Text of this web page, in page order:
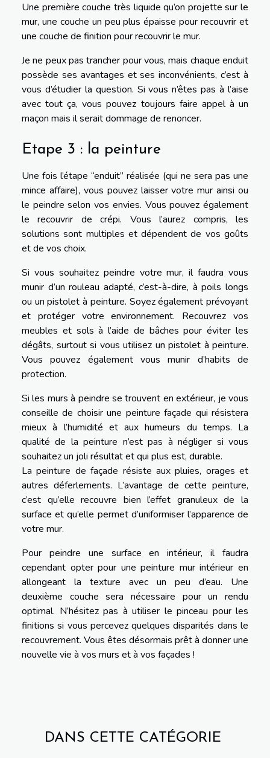
Une première couche très liquide qu’on projette sur le
mur, une couche un peu plus épaisse pour recouvrir et
une couche de finition pour recouvrir le mur.
Je ne peux pas trancher pour vous, mais chaque enduit
possède ses avantages et ses inconvénients, c’est à
vous d’étudier la question. Si vous n’êtes pas à l’aise
avec tout ça, vous pouvez toujours faire appel à un
maçon mais il serait dommage de renoncer.
Etape 3 : la peinture
Une fois l’étape “enduit” réalisée (qui ne sera pas une
mince affaire), vous pouvez laisser votre mur ainsi ou
le peindre selon vos envies. Vous pouvez également
le recouvrir de crépi. Vous l’aurez compris, les
solutions sont multiples et dépendent de vos goûts
et de vos choix.
Si vous souhaitez peindre votre mur, il faudra vous
munir d’un rouleau adapté, c’est-à-dire, à poils longs
ou un pistolet à peinture. Soyez également prévoyant
et protéger votre environnement. Recouvrez vos
meubles et sols à l’aide de bâches pour éviter les
dégâts, surtout si vous utilisez un pistolet à peinture.
Vous pouvez également vous munir d’habits de
protection.
Si les murs à peindre se trouvent en extérieur, je vous
conseille de choisir une peinture façade qui résistera
mieux à l’humidité et aux humeurs du temps. La
qualité de la peinture n’est pas à négliger si vous
souhaitez un joli résultat et qui plus est, durable.
La peinture de façade résiste aux pluies, orages et
autres déferlements. L’avantage de cette peinture,
c’est qu’elle recouvre bien l’effet granuleux de la
surface et qu’elle permet d’uniformiser l’apparence de
votre mur.
Pour peindre une surface en intérieur, il faudra
cependant opter pour une peinture mur intérieur en
allongeant la texture avec un peu d’eau. Une
deuxième couche sera nécessaire pour un rendu
optimal. N’hésitez pas à utiliser le pinceau pour les
finitions si vous percevez quelques disparités dans le
recouvrement. Vous êtes désormais prêt à donner une
nouvelle vie à vos murs et à vos façades !
DANS CETTE CATÉGORIE